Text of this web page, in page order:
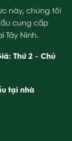
này, chúng tôi
cung cấp
Ninh.
Thứ 2 - Chủ
tại nhà